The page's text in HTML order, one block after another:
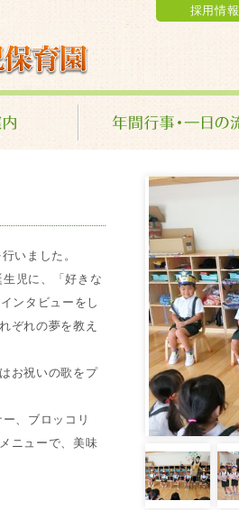
校法人 金光学園
採用情報
いました。
児に、「好きな
ンタビューをし
ぞれの夢を教え
お祝いの歌をプ
、ブロッコリ
ニューで、美味